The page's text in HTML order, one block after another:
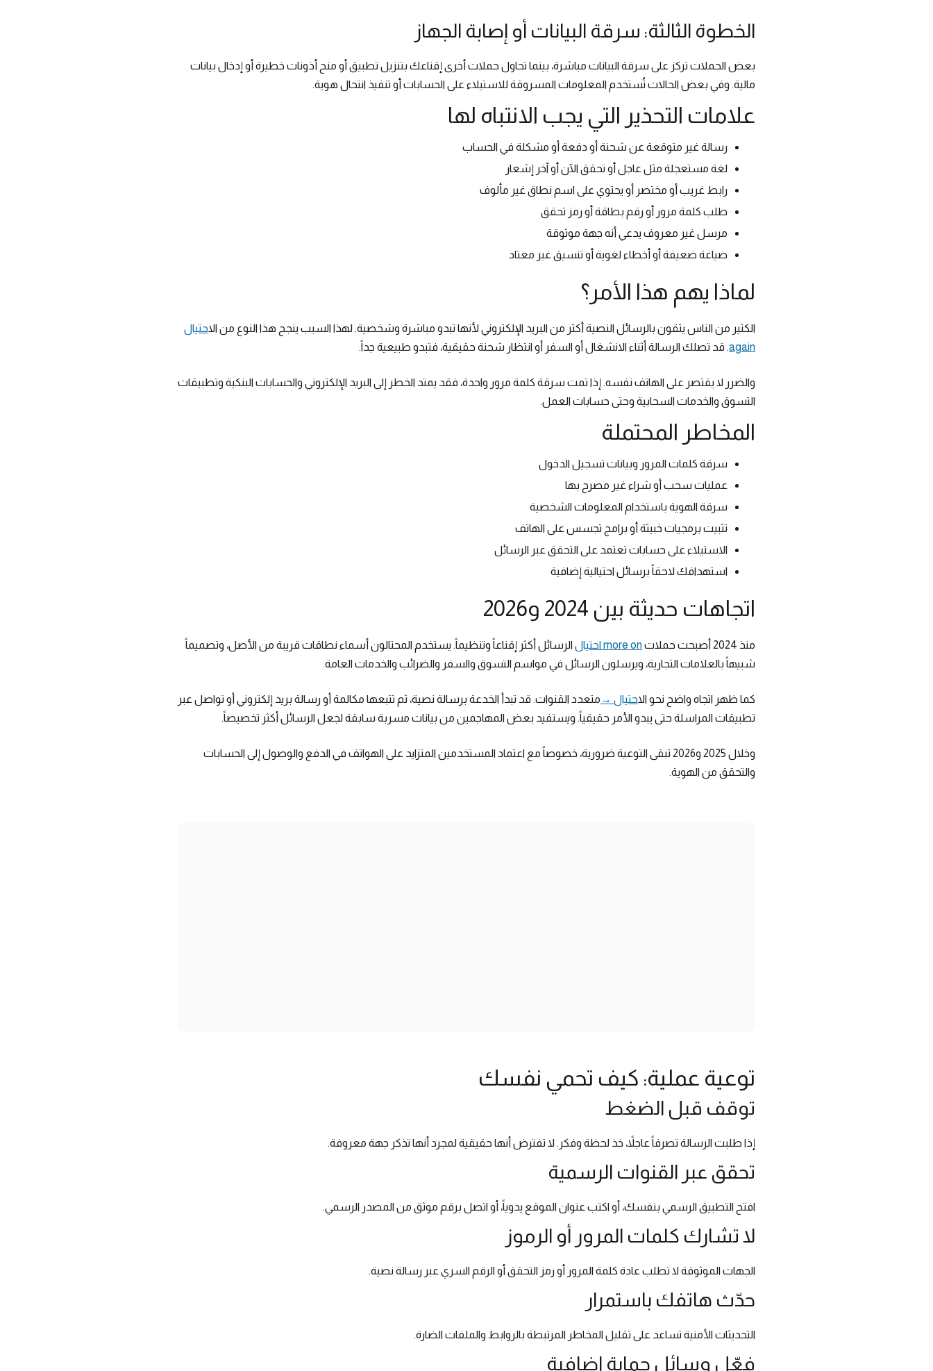
الخطوة الثالثة: سرقة البيانات أو إصابة الجهاز
بعض الحملات تركز على سرقة البيانات مباشرة، بينما تحاول حملات أخرى إقناعك بتنزيل تطبيق أو منح أذونات خطيرة أو إدخال بيانات
مالية. وفي بعض الحالات تُستخدم المعلومات المسروقة للاستيلاء على الحسابات أو تنفيذ انتحال هوية.
علامات التحذير التي يجب الانتباه لها
رسالة غير متوقعة عن شحنة أو دفعة أو مشكلة في الحساب
لغة مستعجلة مثل عاجل أو تحقق الآن أو آخر إشعار
رابط غريب أو مختصر أو يحتوي على اسم نطاق غير مألوف
طلب كلمة مرور أو رقم بطاقة أو رمز تحقق
مرسل غير معروف يدعي أنه جهة موثوقة
صياغة ضعيفة أو أخطاء لغوية أو تنسيق غير معتاد
لماذا يهم هذا الأمر؟
الكثير من الناس يثقون بالرسائل النصية أكثر من البريد الإلكتروني لأنها تبدو مباشرة وشخصية. لهذا السبب ينجح هذا النوع من الاحتيال
again. قد تصلك الرسالة أثناء الانشغال أو السفر أو انتظار شحنة حقيقية، فتبدو طبيعية جداً.
والضرر لا يقتصر على الهاتف نفسه. إذا تمت سرقة كلمة مرور واحدة، فقد يمتد الخطر إلى البريد الإلكتروني والحسابات البنكية وتطبيقات
التسوق والخدمات السحابية وحتى حسابات العمل.
المخاطر المحتملة
سرقة كلمات المرور وبيانات تسجيل الدخول
عمليات سحب أو شراء غير مصرح بها
سرقة الهوية باستخدام المعلومات الشخصية
تثبيت برمجيات خبيثة أو برامج تجسس على الهاتف
الاستيلاء على حسابات تعتمد على التحقق عبر الرسائل
استهدافك لاحقاً برسائل احتيالية إضافية
اتجاهات حديثة بين 2024 و2026
منذ 2024 أصبحت حملات more on احتيال
الرسائل أكثر إقناعاً وتنظيماً. يستخدم المحتالون أسماء نطاقات قريبة من الأصل، وتصميماً
شبيهاً بالعلامات التجارية، ويرسلون الرسائل في مواسم التسوق والسفر والضرائب والخدمات العامة.
كما ظهر اتجاه واضح نحو الاحتيال → متعدد القنوات. قد تبدأ الخدعة برسالة نصية، ثم تتبعها مكالمة أو رسالة بريد إلكتروني أو تواصل عبر
تطبيقات المراسلة حتى يبدو الأمر حقيقياً. ويستفيد بعض المهاجمين من بيانات مسربة سابقة لجعل الرسائل أكثر تخصيصاً.
وخلال 2025 و2026 تبقى التوعية ضرورية، خصوصاً مع اعتماد المستخدمين المتزايد على الهواتف في الدفع والوصول إلى الحسابات
والتحقق من الهوية.
توعية عملية: كيف تحمي نفسك
توقف قبل الضغط
إذا طلبت الرسالة تصرفاً عاجلاً، خذ لحظة وفكر. لا تفترض أنها حقيقية لمجرد أنها تذكر جهة معروفة.
تحقق عبر القنوات الرسمية
افتح التطبيق الرسمي بنفسك، أو اكتب عنوان الموقع يدوياً، أو اتصل برقم موثق من المصدر الرسمي.
لا تشارك كلمات المرور أو الرموز
الجهات الموثوقة لا تطلب عادة كلمة المرور أو رمز التحقق أو الرقم السري عبر رسالة نصية.
حدّث هاتفك باستمرار
التحديثات الأمنية تساعد على تقليل المخاطر المرتبطة بالروابط والملفات الضارة.
فعّل وسائل حماية إضافية